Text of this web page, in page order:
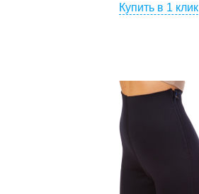
Купить в 1 клик